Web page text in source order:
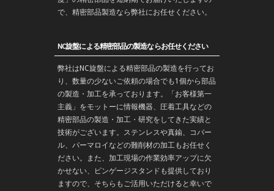
で、精密部品製造なら弊社にお任せください。
NC旋盤による精密部品の製造ならお任せください
弊社はNC旋盤による精密部品の製造を行ってお
り、数量の少ないご依頼の場合でも1個から部品
の製造・加工を承っております。「お客様第一
主義」をモットーに情報機器、圧着工具などの
精密部品の製造・ 加工 ・ 研究をしてきた実績と
技術がございます。 ステンレスや真鍮、コバー
ル、パーマロイなどの難削材の加工もお任せく
ださい。また、加工現場の作業効率アップに欠
かせない、ピンゲージスタンドも提供しており
ますので、そちらもご活用いただけると幸いで